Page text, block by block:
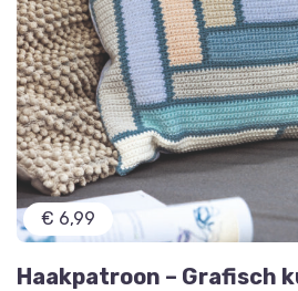
€ 6,99
Haakpatroon – Grafisch